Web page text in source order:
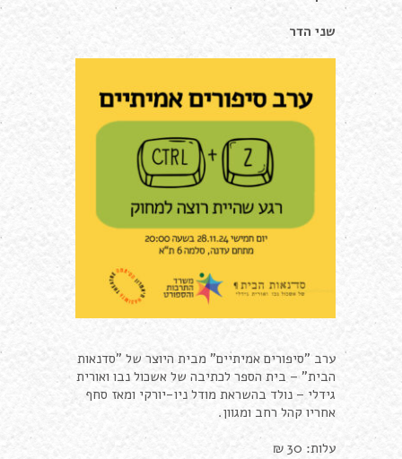
שני הדר
ערב "סיפורים אמיתיים" מבית היוצר של "סדנאות
הבית" – בית הספר לכתיבה של אשכול נבו ואורית
גידלי – נולד בהשראת מודל ניו-יורקי ומאז סחף
אחריו קהל רחב ומגוון.
עלות: 30 ₪